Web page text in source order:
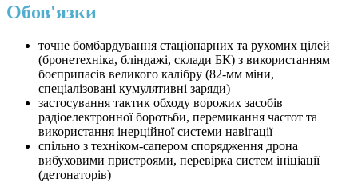
Обов'язки
точне бомбардування стаціонарних та рухомих цілей
(бронетехніка, бліндажі, склади БК) з використанням
боєприпасів великого калібру (82-мм міни,
спеціалізовані кумулятивні заряди)
застосування тактик обходу ворожих засобів
радіоелектронної боротьби, перемикання частот та
використання інерційної системи навігації
спільно з техніком-сапером спорядження дрона
вибуховими пристроями, перевірка систем ініціації
(детонаторів)